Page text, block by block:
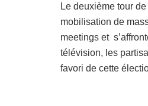
Le deuxième tour
mobilisation de
meetings et
télévision, les
favori de cette